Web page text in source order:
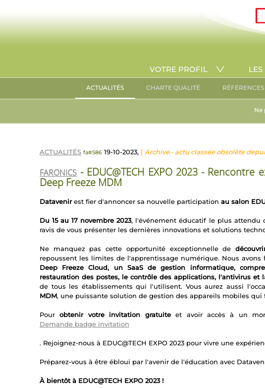
VOTRE PROFIL
ACTUALITÉS CHARTE QUALITÉ
Ne
ACTUALITÉS fa#586 19-10-2023, [ Archive - actu classée obsolète
FARONICS - EDUC@TECH EXPO 2023 -
Deep Freeze MDM
Datavenirest fier d'annoncer sa nouvelle participation au salon
Du 15 au 17 novembre 2023, l'événement éducatif le plus attendu
ravis de vous présenter les dernières innovations et solutions
Ne manquez pas cette opportunité exceptionnelle de
repoussent les limites de l'apprentissage numérique. Nous
Deep Freeze Cloud, un SaaS de gestion informatique,
restauration des postes, le contrôle des applications, l'antivirus et
de tous les établissements qui l'utilisent. Vous aurez aussi
MDM, une puissante solution de gestion des appareils mobiles qui
Pourobtenir votre invitation gratuiteet avoir accès à un
Demande badge invitation
. Rejoignez-nous à EDUC@TECH EXPO 2023 pour vivre une
Préparez-vous à être ébloui par l'avenir de l'éducation avec
À bientôt à EDUC@TECH EXPO 2023 !